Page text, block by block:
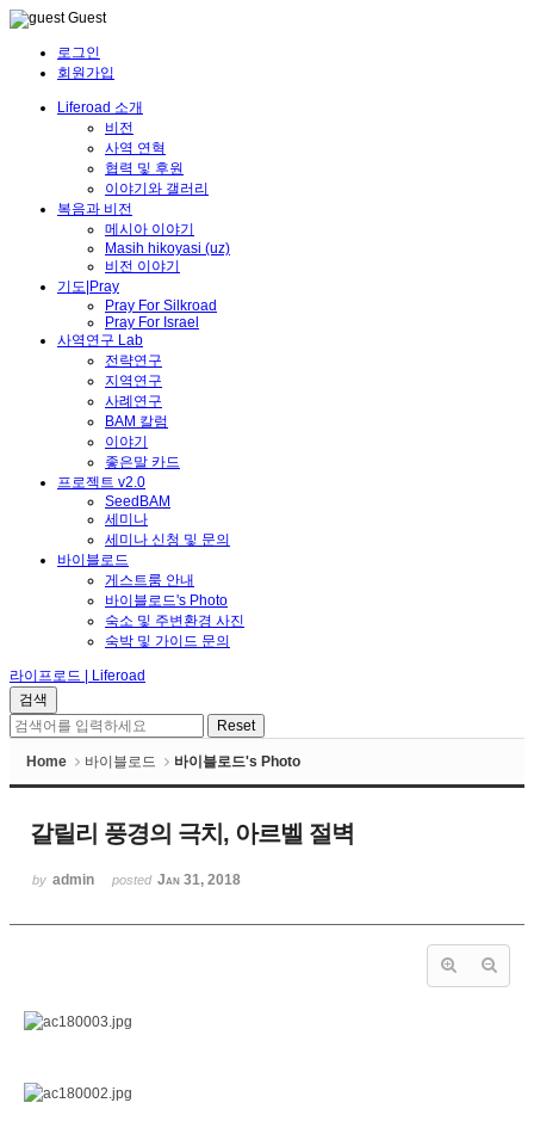
Guest
로그인
회원가입
Liferoad 소개
비전
사역 연혁
협력 및 후원
이야기와 갤러리
복음과 비전
메시아 이야기
Masih hikoyasi (uz)
비전 이야기
기도|Pray
Pray For Silkroad
Pray For Israel
사역연구 Lab
전략연구
지역연구
사례연구
BAM 칼럼
이야기
좋은말 카드
프로젝트 v2.0
SeedBAM
세미나
세미나 신청 및 문의
바이블로드
게스트룸 안내
바이블로드's Photo
숙소 및 주변환경 사진
숙박 및 가이드 문의
라이프로드 | Liferoad
Home 바이블로드 바이블로드's Photo
갈릴리 풍경의 극치, 아르벨 절벽
by admin posted Jan 31, 2018